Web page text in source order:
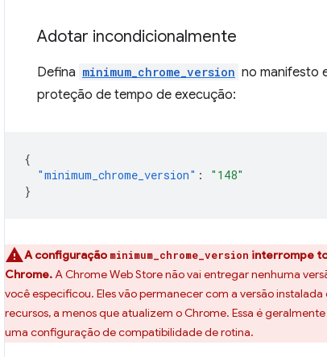
Adotar incondicionalmente
Defina minimum_chrome_version no manifesto
proteção de tempo de execução:
{
"minimum_chrome_version" :
"148"
}
A configuração minimum_chrome_version interrompe
Chrome.A Chrome Web Store não vai entregar nenhuma
você especificou. Eles vão permanecer com a versão
recursos, a menos que atualizem o Chrome. Essa é
uma configuração de compatibilidade de rotina.